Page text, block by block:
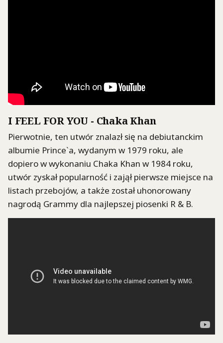
I FEEL FOR YOU - Chaka Khan
Pierwotnie, ten utwór znalazł się na debiutanckim
albumie Prince`a, wydanym w 1979 roku, ale
dopiero w wykonaniu Chaka Khan w 1984 roku,
utwór zyskał popularność i zajął pierwsze miejsce na
listach przebojów, a także został uhonorowany
nagrodą Grammy dla najlepszej piosenki R & B.